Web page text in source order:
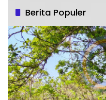
Berita Populer